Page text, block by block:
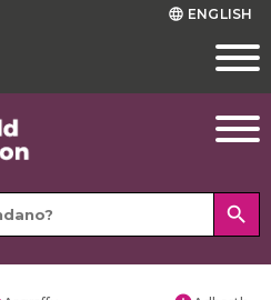
language ENGLISH
search